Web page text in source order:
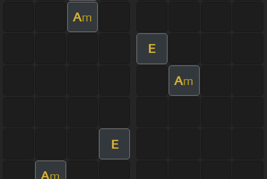
Am
E
Am
E
Am